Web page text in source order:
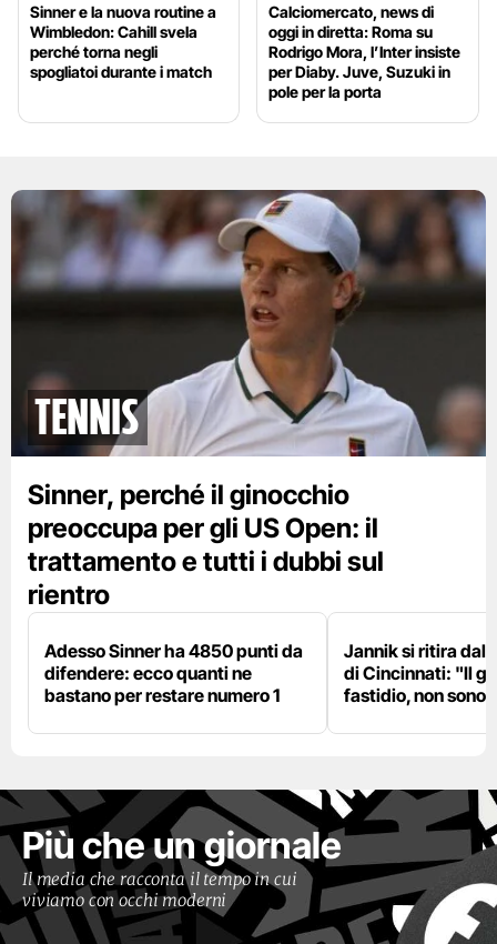
Sinner e la nuova routine a
Wimbledon: Cahill svela
perché torna negli
spogliatoi durante i match
Calciomercato, news di
oggi in diretta: Roma su
Rodrigo Mora, l’Inter insiste
per Diaby. Juve, Suzuki in
pole per la porta
tennis
Sinner, perché il ginocchio
preoccupa per gli US Open: il
trattamento e tutti i dubbi sul
rientro
Adesso Sinner ha 4850 punti da
difendere: ecco quanti ne
bastano per restare numero 1
Jannik si ritira dal
di Cincinnati: "Il
fastidio, non sono
Più che un giornale
Il media che racconta il tempo in cui
viviamo con occhi moderni